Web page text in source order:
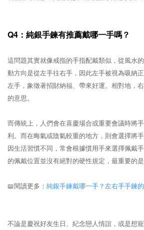
Q4：純銀手鍊有推薦戴哪一手嗎？
這問題其實就像戒指的手指配戴類似，從風水
動方向是從左手往右手，因此左手被視為吸納
左手，象徵著招財納福、帶來好運。相對地，
的意思。
而傳統上，人們會在喜慶場合或重要會議時將
利。而在晦氣或陰氣較重的地方，則會選擇將
因生活習慣不同，常會根據慣用手來選擇佩戴
的佩戴位置並沒有絕對的硬性規定，最重要的
📖閱讀更多： 純銀手鍊戴哪一手？左右手手鍊
不論是慶祝好友生日、紀念戀人情誼，或是想